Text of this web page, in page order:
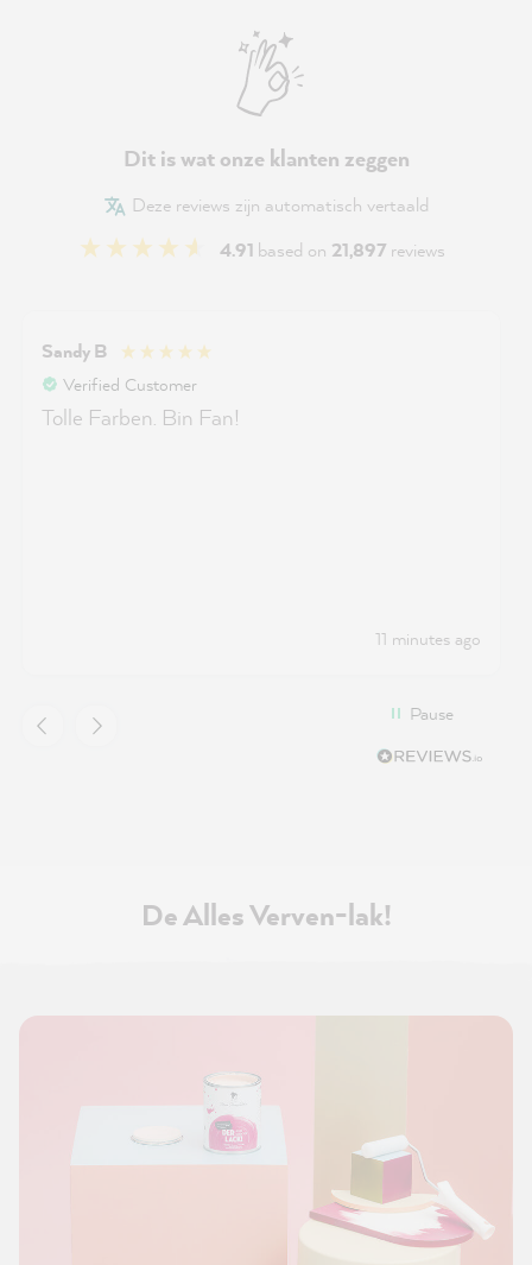
Dit is wat onze klanten zeggen
Deze reviews zijn automatisch vertaald
4.91 based on 21,897 reviews
Sandy B
Verified Customer
Tolle Farben. Bin Fan!
11 minutes ago
Pause
De Alles Verven-lak!